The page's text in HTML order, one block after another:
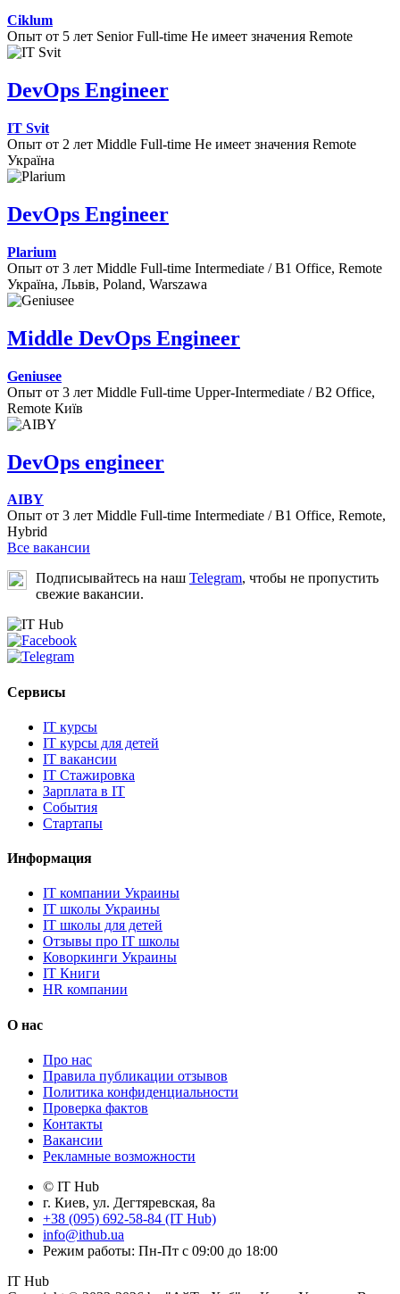
Ciklum
Опыт от 5 лет Senior Full-time Не имеет значения Remote
DevOps Engineer
IT Svit
Опыт от 2 лет Middle Full-time Не имеет значения Remote
Україна
DevOps Engineer
Plarium
Опыт от 3 лет Middle Full-time Intermediate / B1 Office, Remote
Україна, Львів, Poland, Warszawa
Middle DevOps Engineer
Geniusee
Опыт от 3 лет Middle Full-time Upper-Intermediate / B2 Office,
Remote Київ
DevOps engineer
AIBY
Опыт от 3 лет Middle Full-time Intermediate / B1 Office, Remote,
Hybrid
Все вакансии
Подписывайтесь на наш Telegram, чтобы не пропустить
свежие вакансии.
Сервисы
IT курсы
IT курсы для детей
IT вакансии
IT Стажировка
Зарплата в IT
События
Стартапы
Информация
IT компании Украины
IT школы Украины
IT школы для детей
Отзывы про IT школы
Коворкинги Украины
IT Книги
HR компании
О нас
Про нас
Правила публикации отзывов
Политика конфиденциальности
Проверка фактов
Контакты
Вакансии
Рекламные возможности
© IT Hub
г. Киев, ул. Дегтяревская, 8а
+38 (095) 692-58-84 (IT Hub)
info@ithub.ua
Режим работы: Пн-Пт с 09:00 до 18:00
IT Hub